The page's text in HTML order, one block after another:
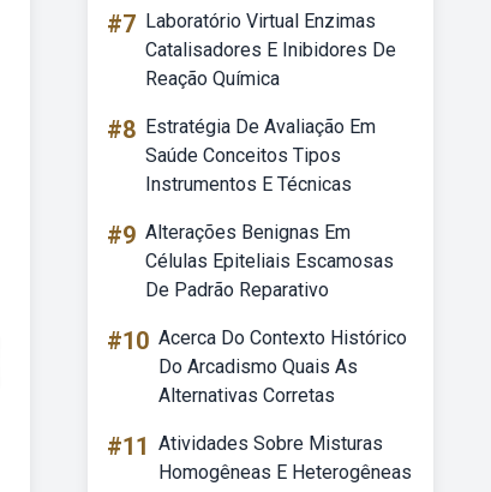
#7 Laboratório Virtual Enzimas
Catalisadores E Inibidores De
Reação Química
#8 Estratégia De Avaliação Em
Saúde Conceitos Tipos
Instrumentos E Técnicas
#9 Alterações Benignas Em
Células Epiteliais Escamosas
De Padrão Reparativo
#10 Acerca Do Contexto Histórico
Do Arcadismo Quais As
Alternativas Corretas
#11 Atividades Sobre Misturas
Homogêneas E Heterogêneas